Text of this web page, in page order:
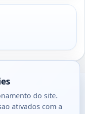
do site.
ativados com a